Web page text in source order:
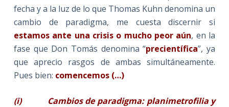
fecha y a la luz de lo que Thomas Kuhn denomina un
cambio de paradigma, me cuesta discernir si
estamos ante una crisis o mucho peor aún, en la
fase que Don Tomás denomina “precientífica”, ya
que aprecio rasgos de ambas simultáneamente.
Pues bien: comencemos (…)
(i)
Cambios de paradigma: planimetrofilia y